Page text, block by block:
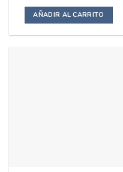
AÑADIR AL CARRITO